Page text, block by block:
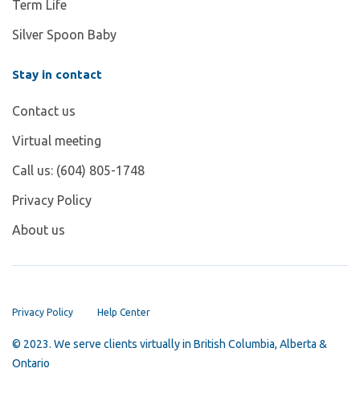
Term Life
Silver Spoon Baby
Stay in contact
Contact us
Virtual meeting
Call us: (604) 805-1748
Privacy Policy
About us
Privacy Policy Help Center
© 2023. We serve clients virtually in British Columbia, Alberta &
Ontario